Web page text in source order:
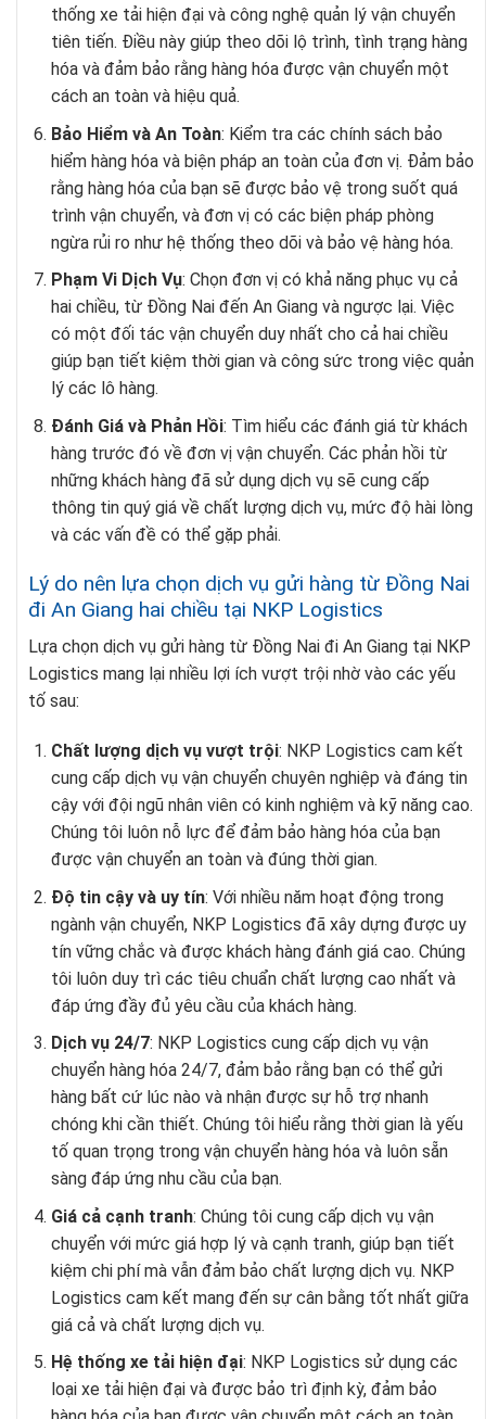
thống xe tải hiện đại và công nghệ quản lý vận chuyển
tiên tiến. Điều này giúp theo dõi lộ trình, tình trạng hàng
hóa và đảm bảo rằng hàng hóa được vận chuyển một
cách an toàn và hiệu quả.
Bảo Hiểm và An Toàn: Kiểm tra các chính sách bảo
hiểm hàng hóa và biện pháp an toàn của đơn vị. Đảm bảo
rằng hàng hóa của bạn sẽ được bảo vệ trong suốt quá
trình vận chuyển, và đơn vị có các biện pháp phòng
ngừa rủi ro như hệ thống theo dõi và bảo vệ hàng hóa.
Phạm Vi Dịch Vụ: Chọn đơn vị có khả năng phục vụ cả
hai chiều, từ Đồng Nai đến An Giang và ngược lại. Việc
có một đối tác vận chuyển duy nhất cho cả hai chiều
giúp bạn tiết kiệm thời gian và công sức trong việc quản
lý các lô hàng.
Đánh Giá và Phản Hồi: Tìm hiểu các đánh giá từ khách
hàng trước đó về đơn vị vận chuyển. Các phản hồi từ
những khách hàng đã sử dụng dịch vụ sẽ cung cấp
thông tin quý giá về chất lượng dịch vụ, mức độ hài lòng
và các vấn đề có thể gặp phải.
Lý do nên lựa chọn dịch vụ gửi hàng từ Đồng Nai
đi An Giang hai chiều tại NKP Logistics
Lựa chọn dịch vụ gửi hàng từ Đồng Nai đi An Giang tại NKP
Logistics mang lại nhiều lợi ích vượt trội nhờ vào các yếu
tố sau:
Chất lượng dịch vụ vượt trội: NKP Logistics cam kết
cung cấp dịch vụ vận chuyển chuyên nghiệp và đáng tin
cậy với đội ngũ nhân viên có kinh nghiệm và kỹ năng cao.
Chúng tôi luôn nỗ lực để đảm bảo hàng hóa của bạn
được vận chuyển an toàn và đúng thời gian.
Độ tin cậy và uy tín: Với nhiều năm hoạt động trong
ngành vận chuyển, NKP Logistics đã xây dựng được uy
tín vững chắc và được khách hàng đánh giá cao. Chúng
tôi luôn duy trì các tiêu chuẩn chất lượng cao nhất và
đáp ứng đầy đủ yêu cầu của khách hàng.
Dịch vụ 24/7: NKP Logistics cung cấp dịch vụ vận
chuyển hàng hóa 24/7, đảm bảo rằng bạn có thể gửi
hàng bất cứ lúc nào và nhận được sự hỗ trợ nhanh
chóng khi cần thiết. Chúng tôi hiểu rằng thời gian là yếu
tố quan trọng trong vận chuyển hàng hóa và luôn sẵn
sàng đáp ứng nhu cầu của bạn.
Giá cả cạnh tranh: Chúng tôi cung cấp dịch vụ vận
chuyển với mức giá hợp lý và cạnh tranh, giúp bạn tiết
kiệm chi phí mà vẫn đảm bảo chất lượng dịch vụ. NKP
Logistics cam kết mang đến sự cân bằng tốt nhất giữa
giá cả và chất lượng dịch vụ.
Hệ thống xe tải hiện đại: NKP Logistics sử dụng các
loại xe tải hiện đại và được bảo trì định kỳ, đảm bảo